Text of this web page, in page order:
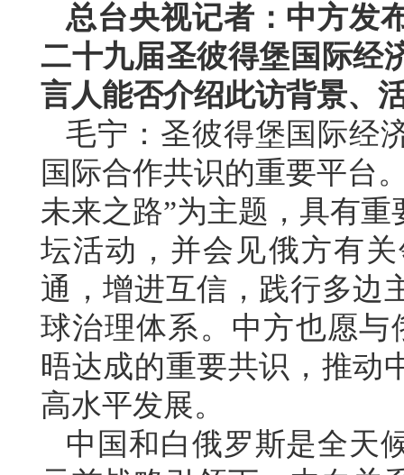
总台央视记者：中方发
二十九届圣彼得堡国际经
言人能否介绍此访背景、
毛宁：圣彼得堡国际经
国际合作共识的重要平台
未来之路”为主题，具有
坛活动，并会见俄方有
通，增进互信，践行多边
球治理体系。中方也愿
晤达成的重要共识，推动
高水平发展。
中国和白俄罗斯是全天